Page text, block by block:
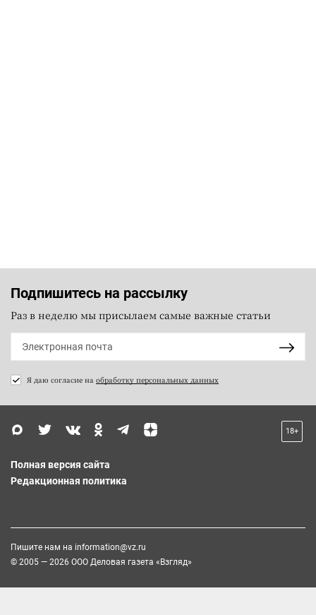
Подпишитесь на рассылку
Раз в неделю мы присылаем самые важные статьи
Я даю согласие на обработку персональных данных
18+
Полная версия сайта
Редакционная политика
Пишите нам на information@vz.ru
© 2005 — 2026 ООО Деловая газета «Взгляд»